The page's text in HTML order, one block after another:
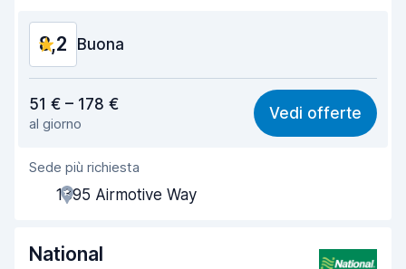
Condizioni dell'auto
8,2 Buona
8,2
Facile da trovare 8,2
Gentilezza degli agenti
Rapidità del ritiro
Rapidità della riconsegna 8,2
51 € – 178 €
al giorno
Vedi offerte
Sede più richiesta
1395 Airmotive Way
National